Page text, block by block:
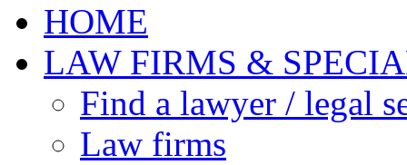
HOME
LAW FIRMS &
Find a lawyer / legal
Law firms